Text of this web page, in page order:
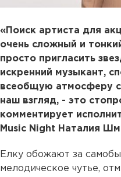
«Поиск артиста для
очень сложный и
просто пригласить
искренний музыкант,
всеобщую атмосферу
наш взгляд, - это
комментирует
Music Night Наталия
Елку обожают за
мелодическое чутье,